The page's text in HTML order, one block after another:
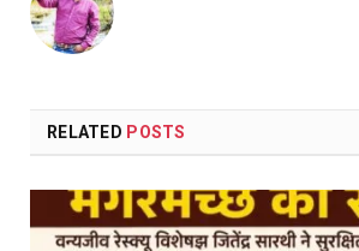
RELATED POSTS